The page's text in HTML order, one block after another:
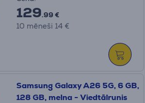
129.99 €
10 mēneši 14 €
Samsung Galaxy A26 5G, 6 GB,
128 GB, melna - Viedtālrunis